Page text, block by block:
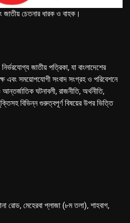
জাতীয় চেতনার ধারক ও বাহক।
জাতীয় পত্রিকা, যা বাংলাদেশের
এবং সময়োপযোগী সংবাদ সংগ্রহ ও পরিবেশনে
ঘটনাবলী, রাজনীতি, অর্থনীতি,
বিভিন্ন গুরুত্বপূর্ণ বিষয়ের উপর ভিত্তি
রোড, মেহেরবা প্লাজা (৮ম তলা), শাহবাগ,